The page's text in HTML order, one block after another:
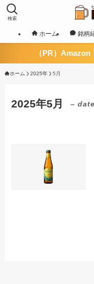
検索
ホーム 銘柄
（PR）
ホーム 2025年 5月
2025年5月 –